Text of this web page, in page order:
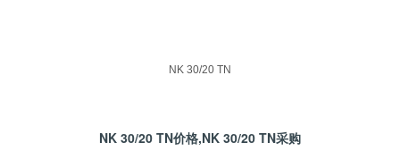
NK 30/20 TN
NK 30/20 TN价格,NK 30/20 TN采购